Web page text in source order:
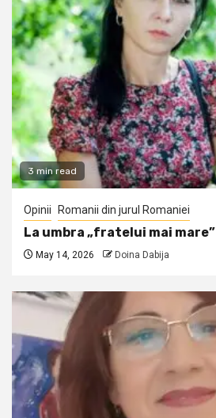
3 min read
Opinii Romanii din jurul Romaniei
La umbra „fratelui mai mare”
May 14, 2026 Doina Dabija